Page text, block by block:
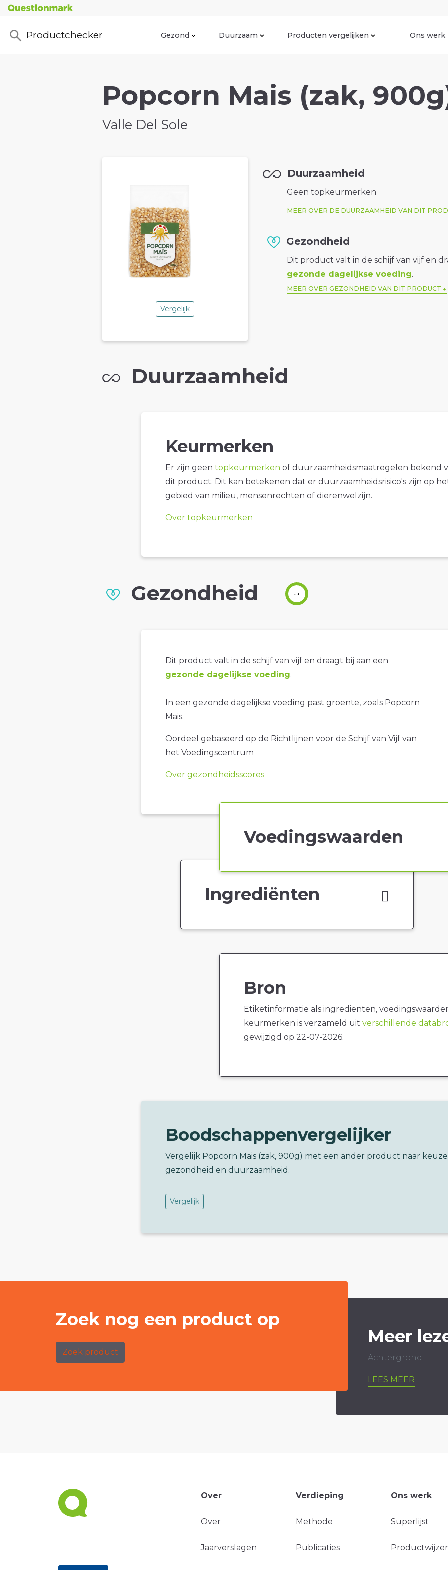
Productchecker Gezond Duurzaam Producten vergelijken Ons werk
Popcorn Mais (zak,
Valle Del Sole
Vergelijk
Duurzaamheid
Geen topkeurmerken
MEER OVER DE DUURZAAMHEID VAN DIT
Gezondheid
Dit product valt in de schijf van vijf en
gezonde dagelijkse voeding.
MEER OVER GEZONDHEID VAN DIT PRODUCT
Duurzaamheid
Keurmerken
Er zijn geen topkeurmerken of duurzaamheidsmaatregelen bekend
dit product. Dit kan betekenen dat er duurzaamheidsrisico's zijn op
gebied van milieu, mensenrechten of dierenwelzijn.
Over topkeurmerken
Gezondheid Ja
Dit product valt in de schijf van vijf en draagt bij aan een
gezonde dagelijkse voeding.
In een gezonde dagelijkse voeding past groente, zoals Popcorn
Mais.
Oordeel gebaseerd op de Richtlijnen voor de Schijf van Vijf van
het Voedingscentrum
Over gezondheidsscores
Voedingswaarden
Ingrediënten
Bron
Etiketinformatie als ingrediënten,
keurmerken is verzameld uit verschillende
gewijzigd op 22-07-2026.
Boodschappenvergelijker
Vergelijk Popcorn Mais (zak, 900g) met een ander product naar
gezondheid en duurzaamheid.
Vergelijk
Zoek nog een product op
Zoek product
Meer
Achtergrond
LEES MEER
Over
Over
Jaarverslagen
Verdieping
Methode
Publicaties
Ons werk
Superlijst